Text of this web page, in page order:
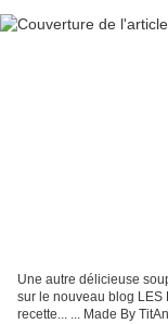
Une autre délicieuse
sur le nouveau blog LES
recette... ... Made By